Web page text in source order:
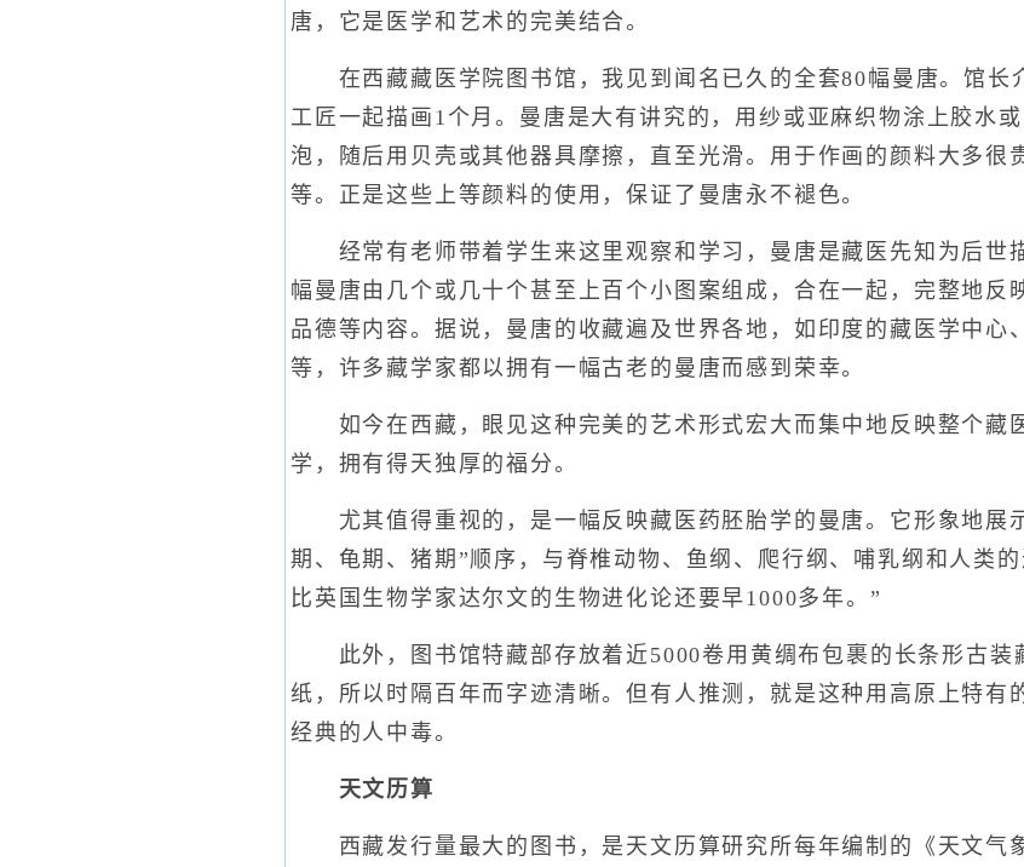
唐，它是医学和艺术的完美结合。
在西藏藏医学院图书馆，我见到闻名已久的全套80幅曼唐。馆长
工匠一起描画1个月。曼唐是大有讲究的，用纱或亚麻织物涂上胶水
泡，随后用贝壳或其他器具摩擦，直至光滑。用于作画的颜料大多很
等。正是这些上等颜料的使用，保证了曼唐永不褪色。
经常有老师带着学生来这里观察和学习，曼唐是藏医先知为后世
幅曼唐由几个或几十个甚至上百个小图案组成，合在一起，完整地
品德等内容。据说，曼唐的收藏遍及世界各地，如印度的藏医学中
等，许多藏学家都以拥有一幅古老的曼唐而感到荣幸。
如今在西藏，眼见这种完美的艺术形式宏大而集中地反映整个藏
学，拥有得天独厚的福分。
尤其值得重视的，是一幅反映藏医药胚胎学的曼唐。它形象地展
期、龟期、猪期”顺序，与脊椎动物、鱼纲、爬行纲、哺乳纲和人类
比英国生物学家达尔文的生物进化论还要早1000多年。”
此外，图书馆特藏部存放着近5000卷用黄绸布包裹的长条形古装
纸，所以时隔百年而字迹清晰。但有人推测，就是这种用高原上特
经典的人中毒。
天文历算
西藏发行量最大的图书，是天文历算研究所每年编制的《天文气